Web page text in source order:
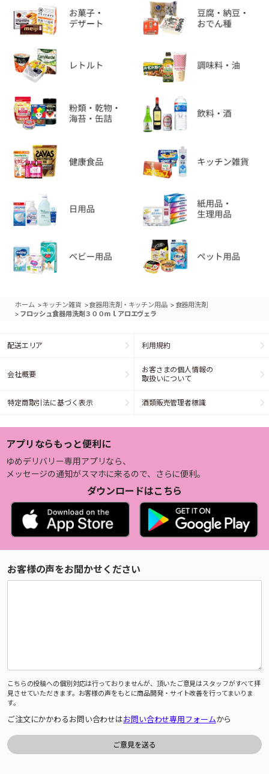
ホーム >キッチン雑貨 >食器用洗剤・キッチン用品 > 食器用洗剤
> フロッシュ食器用洗剤３００ｍｌアロエヴェラ
配送エリア 利用規約
会社概要
お客さまの個人情報の
取扱いについて
特定商取引法に基づく表示 酒類販売管理者標識
アプリならもっと便利に
ゆめデリバリー専用アプリなら、
メッセージの通知がスマホに来るので、さらに便利。
ダウンロードはこちら
お客様の声をお聞かせください
こちらの投稿への個別対応は行っておりませんが、頂いたご意見はスタッフがすべて拝
見させていただきます。お客様の声をもとに商品開発・サイト改善を行ってまいりま
す。
ご注文にかかわるお問い合わせはお問い合わせ専用フォームから